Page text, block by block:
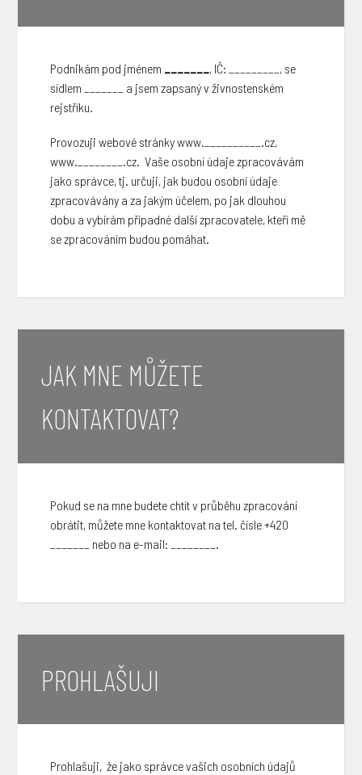
Podnikám pod jménem _______, IČ: _________, se
sídlem _______ a jsem zapsaný v živnostenském
rejstříku.
Provozuji webové stránky www.__________.cz,
www.________.cz. Vaše osobní údaje zpracovávám
jako správce, tj. určuji, jak budou osobní údaje
zpracovávány a za jakým účelem, po jak dlouhou
dobu a vybírám případné další zpracovatele, kteří mě
se zpracováním budou pomáhat.
JAK MNE MŮŽETE
KONTAKTOVAT?
Pokud se na mne budete chtít v průběhu zpracování
obrátit, můžete mne kontaktovat na tel. čísle +420
_______ nebo na e-mail: ________.
PROHLAŠUJI
Prohlašuji, že jako správce vašich osobních údajů